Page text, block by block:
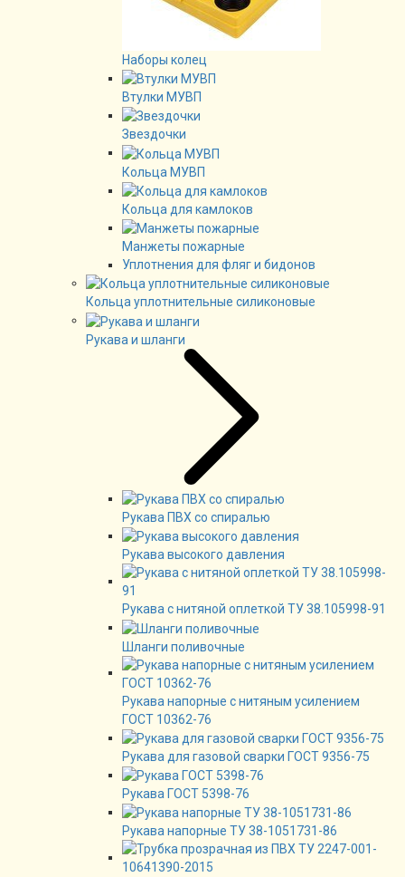
Наборы колец
Втулки МУВП
Звездочки
Кольца МУВП
Кольца для камлоков
Манжеты пожарные
Уплотнения для фляг и бидонов
Кольца уплотнительные силиконовые
Рукава и шланги
Рукава ПВХ со спиралью
Рукава высокого давления
Рукава с нитяной оплеткой ТУ 38.105998-91
Шланги поливочные
Рукава напорные с нитяным усилением
ГОСТ 10362-76
Рукава для газовой сварки ГОСТ 9356-75
Рукава ГОСТ 5398-76
Рукава напорные ТУ 38-1051731-86